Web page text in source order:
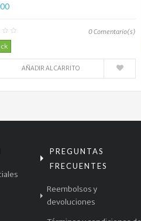
0Comentario(s)
AÑADIR AL CARRITO
PREGUNTAS
FRECUENTES
Reembolsos y
devoluciones